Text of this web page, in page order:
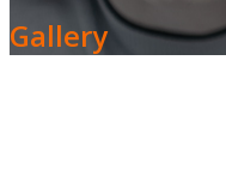
Gallery